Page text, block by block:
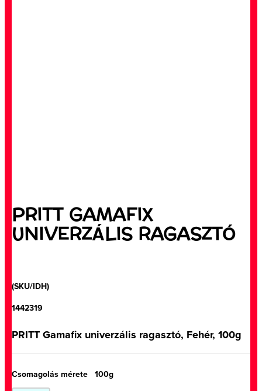
PRITT GAMAFIX
UNIVERZÁLIS RAGASZTÓ
(SKU/IDH)
1442319
PRITT Gamafix univerzális ragasztó, Fehér, 100g
Csomagolás mérete 100g